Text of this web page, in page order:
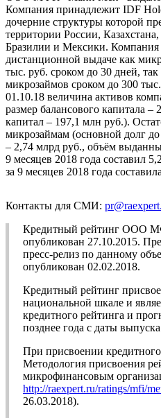
Компания принадлежит IDF
дочерние структуры которой
территории России,
Бразилии и Мексики. Компания
дистанционной выдаче как
тыс. руб. сроком до 30 дней,
микрозаймов сроком до 300
01.10.18 величина активов
размер балансового капитала
капитал – 197,1 млн руб.).
микрозаймам (основной долг
– 2,74 млрд руб., объём
9 месяцев 2018 года составил
за 9 месяцев 2018 года
Контакты для СМИ:
Кредитный рейтинг ООО
опубликован 27.10.2015.
пресс-релиз по данному
опубликован 02.02.2018.
Кредитный рейтинг
национальной шкале и
кредитного рейтинга и
позднее года с даты
При присвоении
Методология присвоения
микрофинансовым
http://raexpert.ru/ratings/mfi/
26.03.2018).